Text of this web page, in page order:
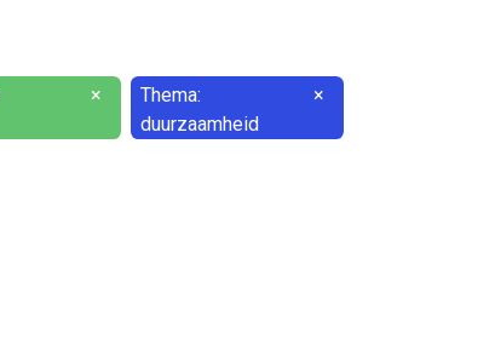
×
Thema:
duurzaamheid
×